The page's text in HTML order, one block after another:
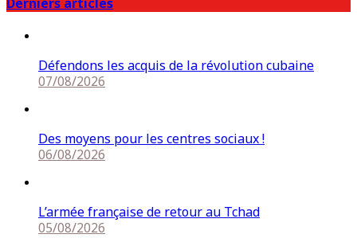
Défendons les acquis de la révolution cubaine
07/08/2026
Des moyens pour les centres sociaux !
06/08/2026
L’armée française de retour au Tchad
05/08/2026